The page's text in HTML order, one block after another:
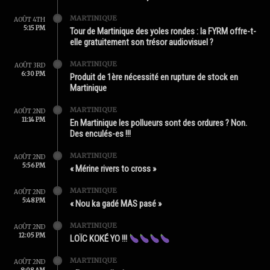
AOÛT 4TH
5:15 PM
MARTINIQUE
Tour de Martinique des yoles rondes : la FYRM offre-t-
elle gratuitement son trésor audiovisuel ?
AOÛT 3RD
6:30 PM
MARTINIQUE
Produit de 1ère nécessité en rupture de stock en
Martinique
AOÛT 2ND
11:14 PM
MARTINIQUE
En Martinique les pollueurs sont des ordures ? Non.
Des enculés-es !!!
AOÛT 2ND
5:56 PM
MARTINIQUE
« Mérine rivers to cross »
AOÛT 2ND
5:48 PM
MARTINIQUE
« Nou ka gadé MAS pasé »
AOÛT 2ND
12:05 PM
MARTINIQUE
LOÏC KOKÉ YO !!!
AOÛT 2ND
MARTINIQUE